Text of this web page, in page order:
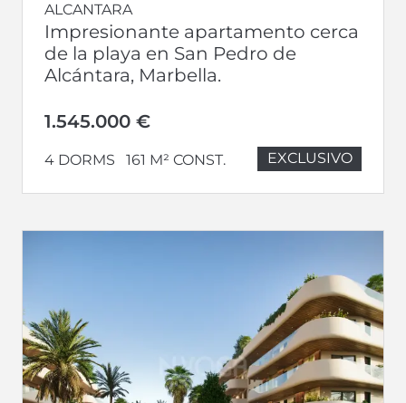
EXCLUSIVO
ALCANTARA
Impresionante apartamento cerca
de la playa en San Pedro de
Alcántara, Marbella.
1.545.000 €
4 DORMS 161 M² CONST.